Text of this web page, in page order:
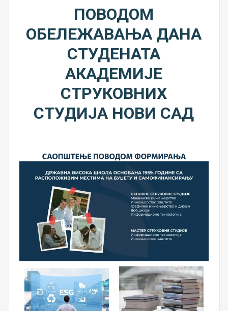
ПОВОДОМ
ОБЕЛЕЖАВАЊА ДАНА
СТУДЕНАТА
АКАДЕМИЈЕ
СТРУКОВНИХ
СТУДИЈА НОВИ САД